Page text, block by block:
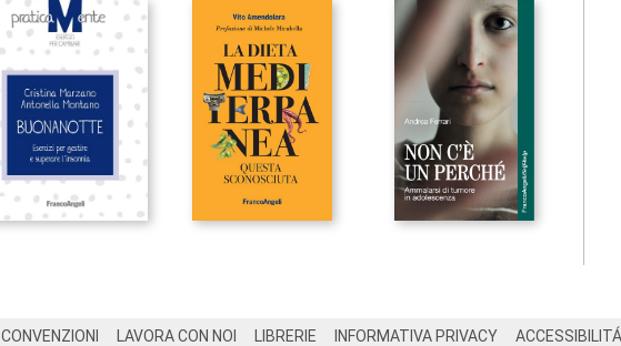
CONVENZIONI LAVORA CON NOI LIBRERIE INFORMATIVA PRIVACY ACCESSIBILITÁ